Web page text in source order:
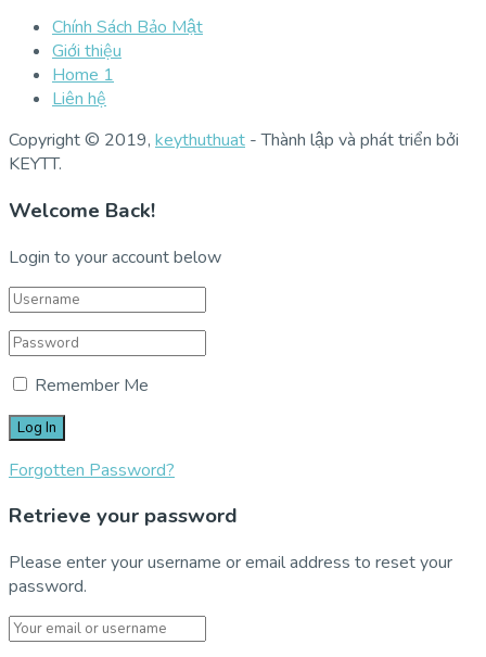
Chính Sách Bảo Mật
Giới thiệu
Home 1
Liên hệ
Copyright © 2019, keythuthuat - Thành lập và phát triển bởi
KEYTT.
Welcome Back!
Login to your account below
Remember Me
Forgotten Password?
Retrieve your password
Please enter your username or email address to reset your
password.